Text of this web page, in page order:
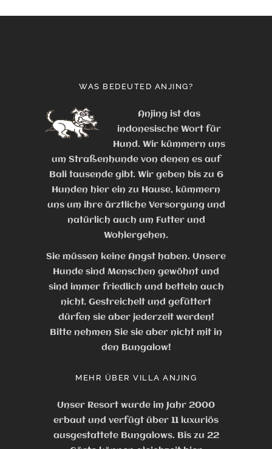
WAS BEDEUTED ANJING?
Anjing ist das
indonesische Wort für
Hund. Wir kümmern uns
um Straßenhunde von denen es auf
Bali tausende gibt. Wir geben bis zu 6
Hunden hier ein zu Hause, kümmern
uns um ihre ärztliche Versorgung und
natürlich auch um Futter und
Wohlergehen.
Sie müssen keine Angst haben. Unsere
Hunde sind Menschen gewöhnt und
sind immer friedlich und betteln auch
nicht. Gestreichelt und gefüttert
dürfen sie aber jederzeit werden!
Bitte nehmen Sie sie aber nicht mit in
den Bungalow!
MEHR ÜBER VILLA ANJING
Unser Resort wurde im Jahr 2000
erbaut und verfügt über 11 luxuriös
ausgestattete Bungalows. Bis zu 22